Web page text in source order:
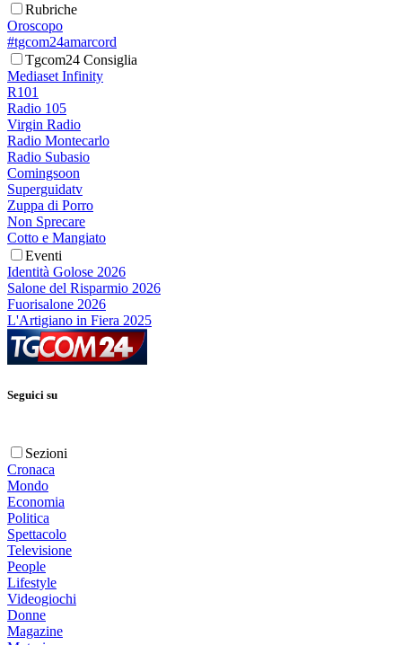
Rubriche
Oroscopo
#tgcom24amarcord
Tgcom24 Consiglia
Mediaset Infinity
R101
Radio 105
Virgin Radio
Radio Montecarlo
Radio Subasio
Comingsoon
Superguidatv
Zuppa di Porro
Non Sprecare
Cotto e Mangiato
Eventi
Identità Golose 2026
Salone del Risparmio 2026
Fuorisalone 2026
L'Artigiano in Fiera 2025
Seguici su
Sezioni
Cronaca
Mondo
Economia
Politica
Spettacolo
Televisione
People
Lifestyle
Videogiochi
Donne
Magazine